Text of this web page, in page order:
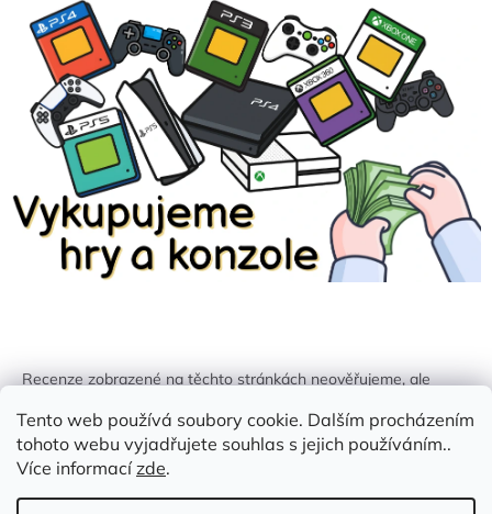
Tento web používá soubory cookie. Dalším procházením
tohoto webu vyjadřujete souhlas s jejich používáním..
Více informacízde.
Recenze zobrazené na těchto stránkách neověřujeme, ale
identifikován.